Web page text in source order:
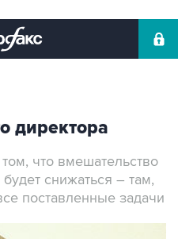
директора
что вмешательство
снижаться – там,
поставленные задачи